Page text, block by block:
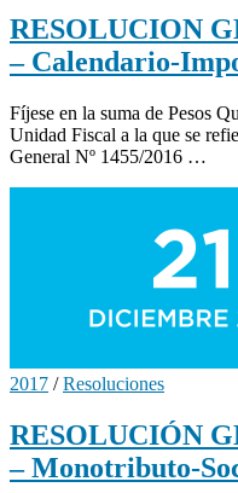
RESOLUCION
– Calendario-
Fíjese en la suma de Pesos
Unidad Fiscal a la que se
General Nº 1455/2016 …
2017 /Resoluciones
RESOLUCIÓN
– Monotributo-